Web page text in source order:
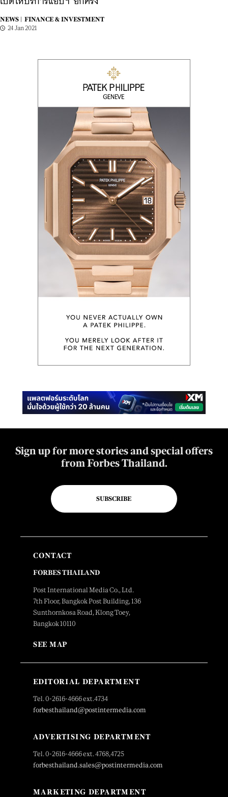
NEWS |
FINANCE & INVESTMENT
24 Jan 2021
Sign up for more stories and special offers
from Forbes Thailand.
SUBSCRIBE
CONTACT
FORBES THAILAND
Post International Media Co., Ltd.
7th Floor, Bangkok Post Building, 136
Sunthornkosa Road, Klong Toey,
Bangkok 10110
SEE MAP
EDITORIAL DEPARTMENT
Tel. 0-2616-4666 ext.4734
forbesthailand@postintermedia.com
ADVERTISING DEPARTMENT
Tel. 0-2616-4666 ext. 4768,4725
forbesthailand.sales@postintermedia.com
MARKETING DEPARTMENT